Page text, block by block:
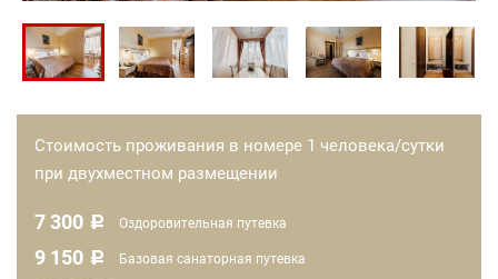
Стоимость проживания в номере 1 человека/сутки
при двухместном размещении
7 300 c Оздоровительная путевка
9 150 c Базовая санаторная путевка